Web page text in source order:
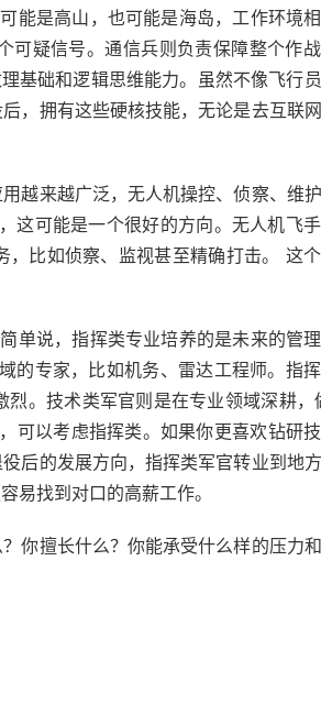
能是高山，也可能是海岛，工作环境
可疑信号。通信兵则负责保障整个作
基础和逻辑思维能力。虽然不像飞行员
，拥有这些硬核技能，无论是去互联网
越来越广泛，无人机操控、侦察、维
这可能是一个很好的方向。无人机飞
比如侦察、监视甚至精确打击。 这
单说，指挥类专业培养的是未来的管
的专家，比如机务、雷达工程师。指
。技术类军官则是在专业领域深耕，
可以考虑指挥类。如果你更喜欢钻研
后的发展方向，指挥类军官转业到地
易找到对口的高薪工作。
你擅长什么？你能承受什么样的压力和